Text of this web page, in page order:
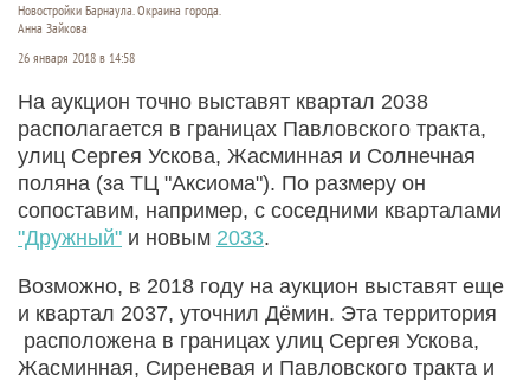
Новостройки Барнаула. Окраина города.
Анна Зайкова
26 января 2018 в 14:58
На аукцион точно выставят квартал 2038
располагается в границах Павловского тракта,
улиц Сергея Ускова, Жасминная и Солнечная
поляна (за ТЦ "Аксиома"). По размеру он
сопоставим, например, с соседними кварталами
"Дружный" и новым 2033.
Возможно, в 2018 году на аукцион выставят еще
и квартал 2037, уточнил Дёмин. Эта территория
расположена в границах улиц Сергея Ускова,
Жасминная, Сиреневая и Павловского тракта и